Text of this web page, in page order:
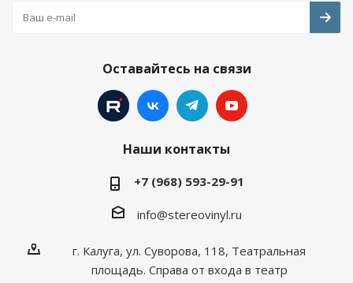
Оставайтесь на связи
Наши контакты
+7 (968) 593-29-91
info@stereovinyl.ru
г. Калуга, ул. Суворова, 118, Театральная
площадь. Справа от входа в театр